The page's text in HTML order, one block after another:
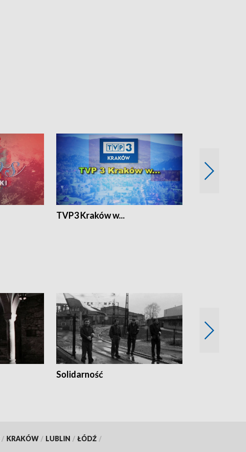
TVP3 Kraków w...
Solidarność
/ KRAKÓW / LUBLIN / ŁÓDŹ /